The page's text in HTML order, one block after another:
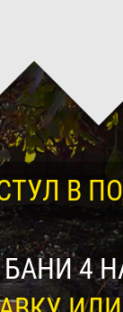
В
4